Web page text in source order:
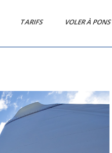
TARIFS VOLER À PONS